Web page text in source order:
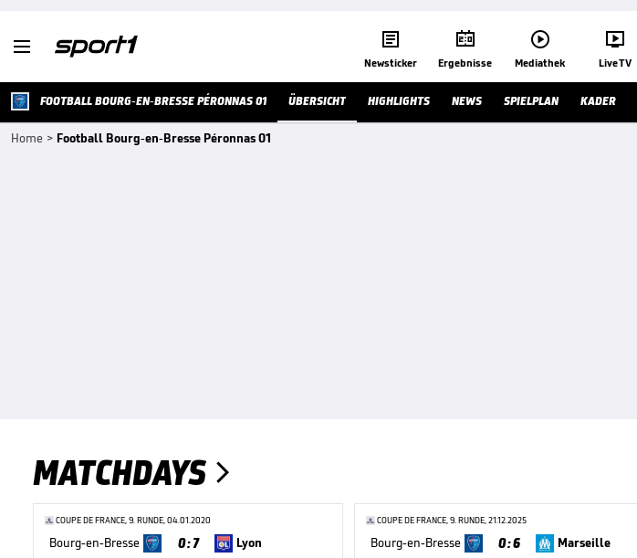
 
Newsticker

Ergebnisse

Mediathek

Live TV
FOOTBALL BOURG-EN-BRESSE PÉRONNAS 01 ÜBERSICHT HIGHLIGHTS NEWS SPIELPLAN KADER
Home > Football Bourg-en-Bresse Péronnas 01
MATCHDAYS 
COUPE DE FRANCE, 9. RUNDE, 04.01.2020
Bourg-en-Bresse 0 : 7 Lyon
COUPE DE FRANCE, 9. RUNDE, 21.12.2025
Bourg-en-Bresse 0 : 6 Marseille